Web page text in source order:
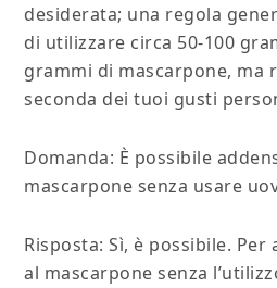
desiderata; una regola
di utilizzare circa 50-100
grammi di mascarpone, ma
seconda dei tuoi gusti
Domanda: È possibile
mascarpone senza usare
Risposta: Sì, è possibile. Per
al mascarpone senza